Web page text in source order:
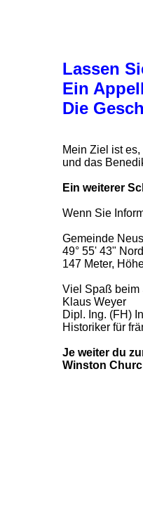
Lassen
Ein
Die
Mein Ziel ist
und das
Ein weiterer
Wenn Sie
Gemeinde
49° 55' 43"
147 Meter,
Viel Spaß beim
Klaus Weyer
Dipl. Ing. (FH)
Historiker für
Je weiter du
Winston